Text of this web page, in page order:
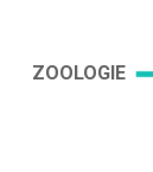
ZOOLOGIE